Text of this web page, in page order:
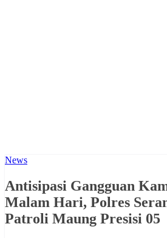
News
Antisipasi Gangguan
Malam Hari, Polres
Patroli Maung Presisi 05